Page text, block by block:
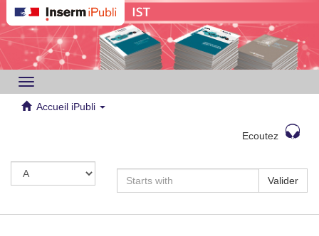
Toggle
navigation
Accueil iPubli
Ecoutez
Valider